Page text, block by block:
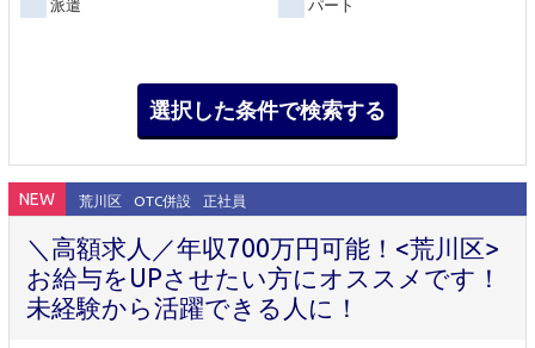
派遣 パート
NEW 荒川区 OTC併設 正社員
＼高額求人／年収700万円可能！<荒川区>
お給与をUPさせたい方にオススメです！
未経験から活躍できる人に！